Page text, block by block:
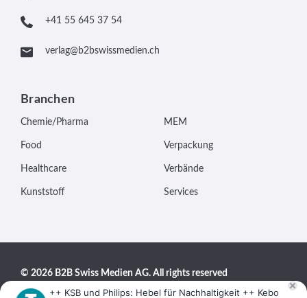
+41 55 645 37 54
verlag@b2bswissmedien.ch
Branchen
Chemie/Pharma
Food
Healthcare
Kunststoff
MEM
Verpackung
Verbände
Services
© 2026 B2B Swiss Medien AG. All rights reserved